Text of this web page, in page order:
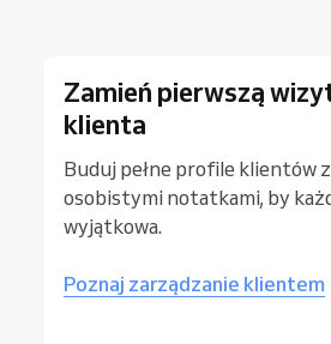
Zamień pierwszą
klienta
Buduj pełne profile klientów
osobistymi notatkami, by
wyjątkowa.
Poznaj zarządzanie klientem